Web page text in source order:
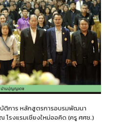
ติการ หลักสูตรการอบรมพัฒนา
รงแรมเชียงใหม่ออคิด (ครู ศศช.)